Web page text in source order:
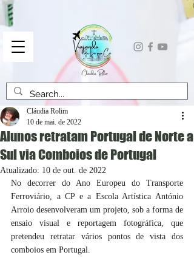
Alunos retratam Portugal de Norte a
Sul via Comboios de Portugal
Cláudia Rolim
10 de mai. de 2022
Atualizado: 10 de out. de 2022
No decorrer do Ano Europeu do Transporte
Ferroviário, a CP e a Escola Artística António
Arroio desenvolveram um projeto, sob a forma de
ensaio visual e reportagem fotográfica, que
pretendeu retratar vários pontos de vista dos
comboios em Portugal.